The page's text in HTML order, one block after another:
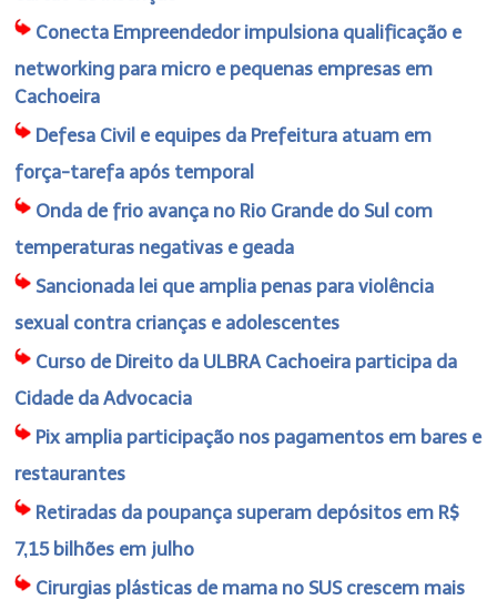
Conecta Empreendedor impulsiona qualificação e
networking para micro e pequenas empresas em
Cachoeira
Defesa Civil e equipes da Prefeitura atuam em
força-tarefa após temporal
Onda de frio avança no Rio Grande do Sul com
temperaturas negativas e geada
Sancionada lei que amplia penas para violência
sexual contra crianças e adolescentes
Curso de Direito da ULBRA Cachoeira participa da
Cidade da Advocacia
Pix amplia participação nos pagamentos em bares e
restaurantes
Retiradas da poupança superam depósitos em R$
7,15 bilhões em julho
Cirurgias plásticas de mama no SUS crescem mais